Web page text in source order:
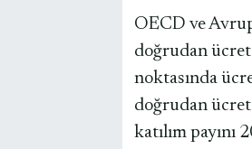
OECD ve
doğrudan ücret
noktasında
doğrudan ücret
katılım payını